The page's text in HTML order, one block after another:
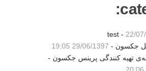
test -22/
جکسون - 29/06/1397 19:05
تهیه کنندگی پرینس جکسون -